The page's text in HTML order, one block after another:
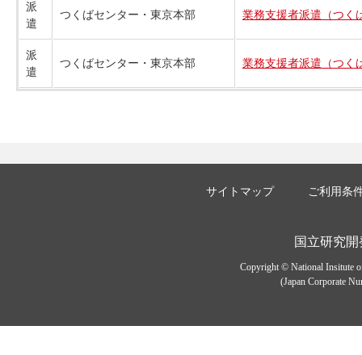
派
遣
つくばセンター・東京本部 業務支援者派遣（つく
派
遣
つくばセンター・東京本部 業務支援者派遣（つく
サイトマップ ご利用条
国立研究
Copyright © National Insitute
(Japan Corporate